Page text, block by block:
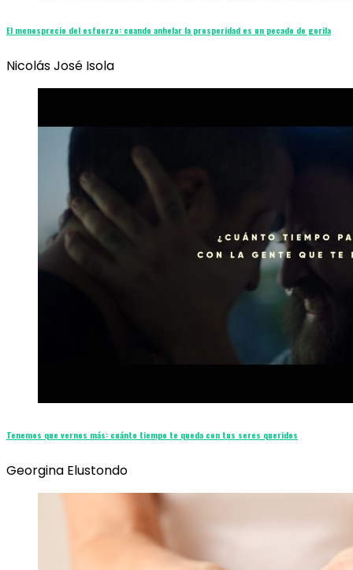
El menosprecio del esfuerzo: cuando anhelar la prosperidad es un pecado de gorila
Nicolás José Isola
Tenemos que vernos más: cuánto tiempo te queda con tus seres queridos
Georgina Elustondo